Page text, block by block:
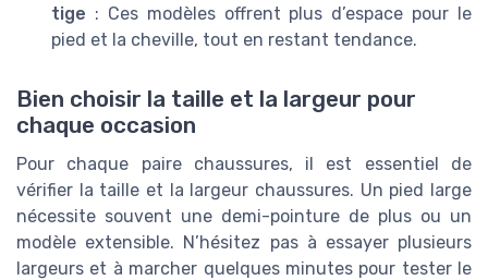
tige : Ces modèles offrent plus d’espace pour le
pied et la cheville, tout en restant tendance.
Bien choisir la taille et la largeur pour
chaque occasion
Pour chaque paire chaussures, il est essentiel de
vérifier la taille et la largeur chaussures. Un pied large
nécessite souvent une demi-pointure de plus ou un
modèle extensible. N’hésitez pas à essayer plusieurs
largeurs et à marcher quelques minutes pour tester le